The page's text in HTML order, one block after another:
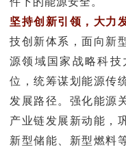
坚持创新引领，大力
技创新体系，面向新
源领域国家战略科
位，统筹谋划能源传
发展路径。强化能源
产业链发展新动能，
新型储能、新型燃料